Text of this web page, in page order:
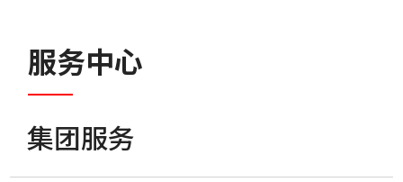
服务中心
集团服务